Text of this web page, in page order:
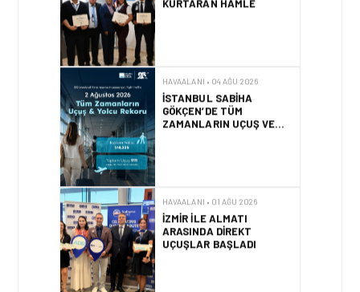
İSTANBUL SABIHA
GÖKÇEN’DE TÜM
ZAMANLARIN UÇUŞ VE
YOLCU REKORU KIRILDI
İZMIR ILE ALMATI
ARASINDA DIREKT
UÇUŞLAR BAŞLADI